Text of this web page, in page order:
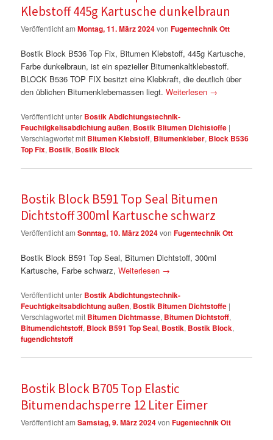
Klebstoff 445g Kartusche dunkelbraun
Veröffentlicht amMontag, 11. März 2024vonFugentechnik Ott
Bostik Block B536 Top Fix, Bitumen Klebstoff, 445g Kartusche,
Farbe dunkelbraun, ist ein spezieller Bitumenkaltklebestoff.
BLOCK B536 TOP FIX besitzt eine Klebkraft, die deutlich über
den üblichen Bitumenklebemassen liegt.Weiterlesen →
Veröffentlicht unter Bostik Abdichtungstechnik-
Feuchtigkeitsabdichtung außen, Bostik Bitumen Dichtstoffe |
Verschlagwortet mit Bitumen Klebstoff, Bitumenkleber, Block B536
Top Fix, Bostik, Bostik Block
Bostik Block B591 Top Seal Bitumen
Dichtstoff 300ml Kartusche schwarz
Veröffentlicht amSonntag, 10. März 2024vonFugentechnik Ott
Bostik Block B591 Top Seal, Bitumen Dichtstoff, 300ml
Kartusche, Farbe schwarz,Weiterlesen →
Veröffentlicht unter Bostik Abdichtungstechnik-
Feuchtigkeitsabdichtung außen, Bostik Bitumen Dichtstoffe |
Verschlagwortet mit Bitumen Dichtmasse, Bitumen Dichtstoff,
Bitumendichtstoff, Block B591 Top Seal, Bostik, Bostik Block,
fugendichtstoff
Bostik Block B705 Top Elastic
Bitumendachsperre 12 Liter Eimer
Veröffentlicht amSamstag, 9. März 2024vonFugentechnik Ott